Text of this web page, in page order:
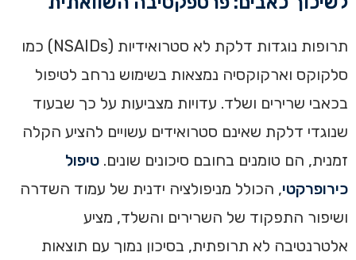
תרופות נוגדות דלקת לא סטרואידיות (NSAIDs) כמו
סלקוקס וארקוקסיה נמצאות בשימוש נרחב לטיפול
בכאבי שרירים ושלד. עדויות מצביעות על כך שבעוד
שנוגדי דלקת שאינם סטרואידים עשויים להציע הקלה
זמנית, הם טומנים בחובם סיכונים שונים. טיפול
כירופרקטי, הכולל מניפולציה ידנית של עמוד השדרה
ושיפור התפקוד של השרירים והשלד, מציע
אלטרנטיבה לא תרופתית, בסיכון נמוך עם תוצאות